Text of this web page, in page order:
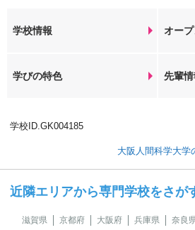
学校情報 オー
学びの特色 先輩情
学校ID.GK004185
大阪人間科学大学
近隣エリアから専門学校をさが
滋賀県 京都府 大阪府 兵庫県 奈良